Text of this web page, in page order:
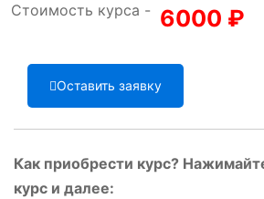
Стоимость курса - 6000 ₽
Оставить заявку
Как приобрести курс?
курс и далее: